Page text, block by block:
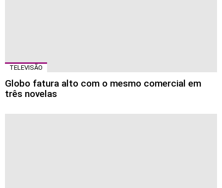
TELEVISÃO
Globo fatura alto com o mesmo comercial em
três novelas